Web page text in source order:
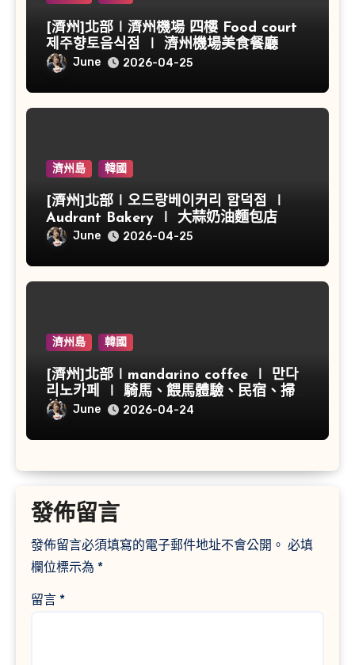
[濟州]北部∣濟州機場 四樓 Food court
제주향토음식점 ∣ 濟州機場美食餐廳
June 2026-04-25
濟州島 韓國
[濟州]北部∣오드랑베이커리 함덕점 ∣
Audrant Bakery ∣ 大蒜奶油麵包店
June 2026-04-25
濟州島 韓國
[濟州]北部∣mandarino coffee ∣ 만다
리노카페 ∣ 騎馬、餵馬體驗、民宿、掃帚
草
June 2026-04-24
發佈留言
發佈留言必須填寫的電子郵件地址不會公開。 必填
欄位標示為 *
留言 *